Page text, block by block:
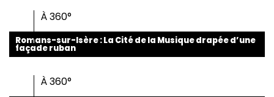
À 360°
Romans-sur-Isère : La Cité de la Musique drapée d’une
façade ruban
À 360°